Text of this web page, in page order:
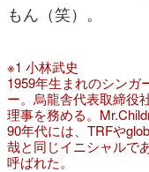
もん（笑）。
※1 小林武史
1959年生まれのシンガ
ー。烏龍舎代表取締役
理事を務める。
90年代には、TRFや
哉と同じイニシャルで
呼ばれた。